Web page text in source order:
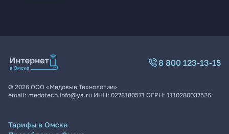
8 800 123-13-15
© 2026 ООО «Медовые Технологии»
email: medotech.info@ya.ru ИНН: 0278180571 ОГРН: 1110280037526
Тарифы в Омске